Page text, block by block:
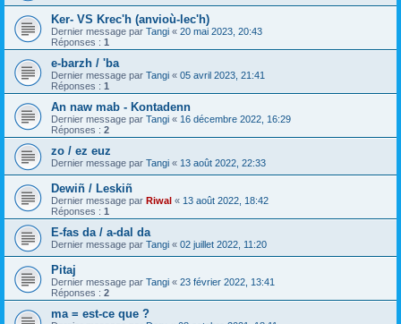
Ker- VS Krec'h (anvioù-lec'h)
Dernier message par Tangi « 20 mai 2023, 20:43
Réponses : 1
e-barzh / 'ba
Dernier message par Tangi « 05 avril 2023, 21:41
Réponses : 1
An naw mab - Kontadenn
Dernier message par Tangi « 16 décembre 2022, 16:29
Réponses : 2
zo / ez euz
Dernier message par Tangi « 13 août 2022, 22:33
Dewiñ / Leskiñ
Dernier message par Riwal « 13 août 2022, 18:42
Réponses : 1
E-fas da / a-dal da
Dernier message par Tangi « 02 juillet 2022, 11:20
Pitaj
Dernier message par Tangi « 23 février 2022, 13:41
Réponses : 2
ma = est-ce que ?